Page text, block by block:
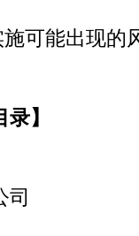
能出现的
】